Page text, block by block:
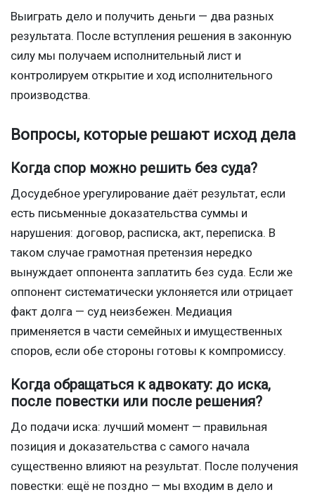
Выиграть дело и получить деньги — два разных
результата. После вступления решения в законную
силу мы получаем исполнительный лист и
контролируем открытие и ход исполнительного
производства.
Вопросы, которые решают исход дела
Когда спор можно решить без суда?
Досудебное урегулирование даёт результат, если
есть письменные доказательства суммы и
нарушения: договор, расписка, акт, переписка. В
таком случае грамотная претензия нередко
вынуждает оппонента заплатить без суда. Если же
оппонент систематически уклоняется или отрицает
факт долга — суд неизбежен. Медиация
применяется в части семейных и имущественных
споров, если обе стороны готовы к компромиссу.
Когда обращаться к адвокату: до иска,
после повестки или после решения?
До подачи иска: лучший момент — правильная
позиция и доказательства с самого начала
существенно влияют на результат. После получения
повестки: ещё не поздно — мы входим в дело и